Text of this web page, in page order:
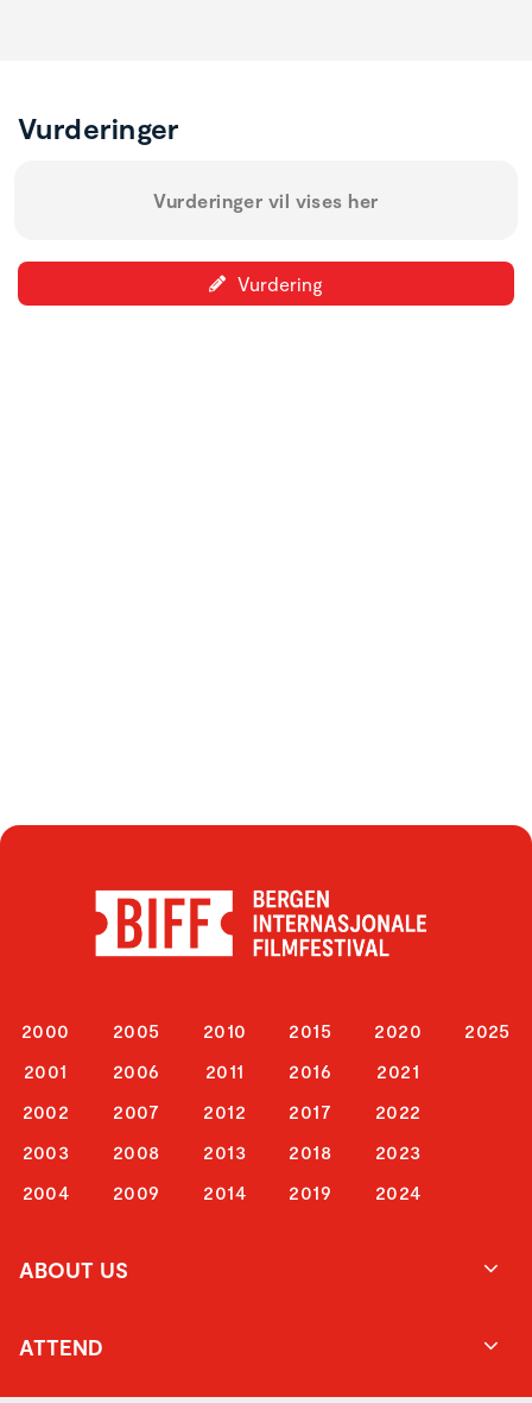
Vurderinger
Vurderinger vil vises her
Vurdering
2000
2001
2002
2003
2004
2005
2006
2007
2008
2009
2010
2011
2012
2013
2014
2015
2016
2017
2018
2019
2020
2021
2022
2023
2024
2025
ABOUT US
ATTEND